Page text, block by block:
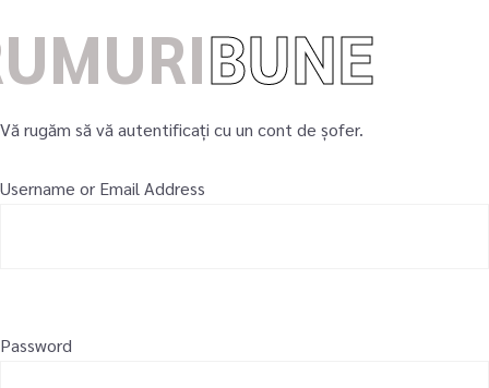
BUNE
Vă rugăm să vă autentificați cu un cont de șofer.
Username or Email Address
Password